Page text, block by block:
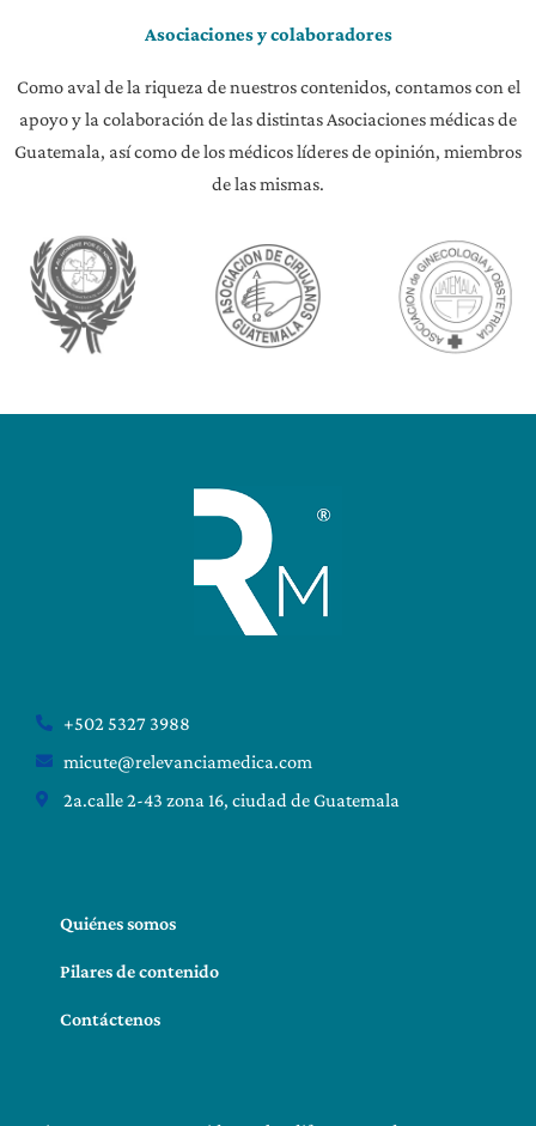
Asociaciones y colaboradores
Como aval de la riqueza de nuestros contenidos, contamos con el
apoyo y la colaboración de las distintas Asociaciones médicas de
Guatemala, así como de los médicos líderes de opinión, miembros
de las mismas.
+502 5327 3988
micute@relevanciamedica.com
2a.calle 2-43 zona 16, ciudad de Guatemala
Quiénes somos
Pilares de contenido
Contáctenos